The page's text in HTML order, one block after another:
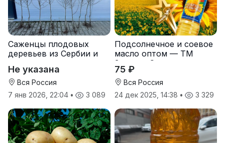
Саженцы плодовых
деревьев из Сербии и
Не указана
Вся Россия
7 янв 2026, 22:04 • 3 089
Подсолнечное и соевое
масло оптом — ТМ
Золотая Семечка
75 ₽
Вся Россия
24 дек 2025, 14:38 • 3 329